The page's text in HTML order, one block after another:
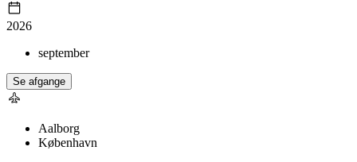
2026
september
Se afgange
Aalborg
København